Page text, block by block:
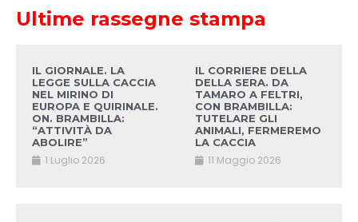
Ultime rassegne stampa
IL GIORNALE. LA
LEGGE SULLA CACCIA
NEL MIRINO DI
EUROPA E QUIRINALE.
ON. BRAMBILLA:
“ATTIVITÀ DA
ABOLIRE”
1 Luglio 2026
IL CORRIERE DELLA
DELLA SERA. DA
TAMARO A FELTRI,
CON BRAMBILLA:
TUTELARE GLI
ANIMALI, FERMEREMO
LA CACCIA
11 Maggio 2026